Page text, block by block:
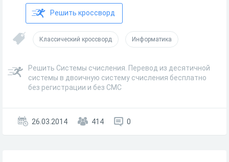
Решить кроссворд
Классический кроссворд Информатика
Решить Системы счисления. Перевод из десятичной
системы в двоичную систему счисления бесплатно
без регистрации и без СМС
26.03.2014 414 0